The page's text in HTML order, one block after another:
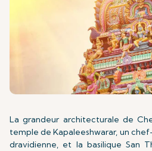
La grandeur architecturale de
temple de Kapaleeshwarar, un
dravidienne, et la basilique San